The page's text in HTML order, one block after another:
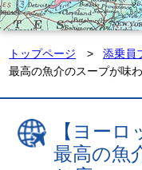
トップページ 添乗員
最高の魚介のスープが味
【ヨー
最高の魚